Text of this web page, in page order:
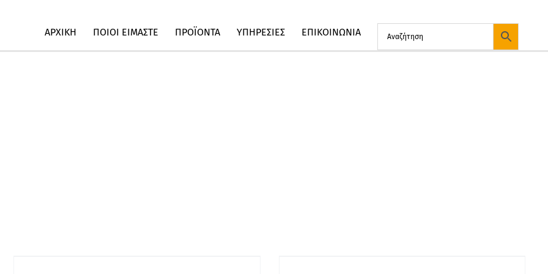
ΑΡΧΙΚΗ ΠΟΙΟΙ ΕΙΜΑΣΤΕ ΠΡΟΪΟΝΤΑ ΥΠΗΡΕΣΙΕΣ ΕΠΙΚΟΙΝΩΝΙΑ